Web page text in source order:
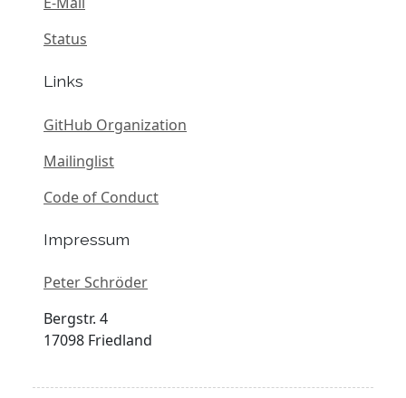
Status
Links
GitHub Organization
Mailinglist
Code of Conduct
Impressum
Peter Schröder
Bergstr. 4
17098 Friedland